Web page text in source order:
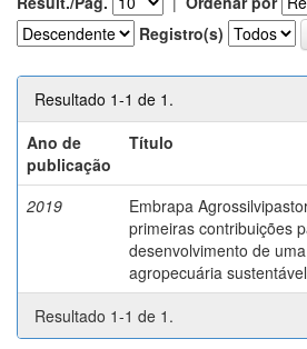
Registro(s)
Resultado 1-1 de 1.
Ano de
publicação
Título
2019
Embrapa
primeiras contribuições
desenvolvimento de uma
agropecuária
Resultado 1-1 de 1.